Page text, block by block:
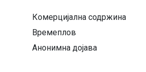
Комерцијална содржина
Времеплов
Анонимна дојава